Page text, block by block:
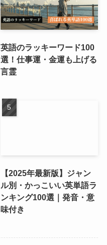
英語のラッキーワード100
選！仕事運・金運も上げる
言霊
【2025年最新版】ジャン
ル別・かっこいい英単語ラ
ンキング100選｜発音・意
味付き